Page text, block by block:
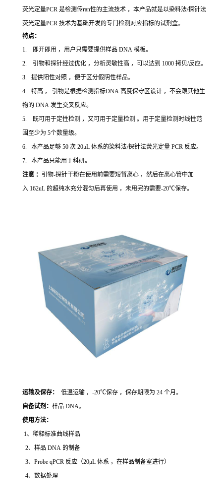
荧光定量PCR 是检测传ran性的主流技术 ，本产品就是以染料法/探针法
荧光定量PCR 技术为基础开发的专门检测对应指标的试剂盒。
特点：
1. 即开即用 ，用户只需要提供样品 DNA 模板。
2. 引物和探针经过优化 ，分析灵敏性高 ，可以达到 1000 拷贝/反应。
3. 提供阳性对照 ，便于区分假阴性样品。
4. 特高 ， 引物是根据检测指标DNA 高度保守区设计 ，不会跟其他生
物的 DNA 发生交叉反应。
5. 既可用于定性检测 ，又可用于定量检测 。用于定量检测时线性范
围至少为 5个数量级。
6. 本产品足够 50 次 20μL 体系的染料法/探针法荧光定量 PCR 反应。
7. 本产品只能用于科研。
注意 ： 引物-探针干粉在使用前需要短暂离心 ，然后在离心管中加
入 162uL 的超纯水充分混匀后再使用 ，未用完的需要-20℃保存。
运输及保存：
低温运输 ，-20℃保存 ，保存期限为 24 个月。
自备试剂： 样品 DNA。
使用方法：
1、稀释标准曲线样品
2、样品 DNA 的制备
3、Probe qPCR 反应（20μL 体系 ，在样品制备室进行）
4、数据处理